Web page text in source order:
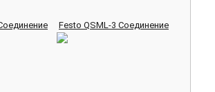
Festo QSML-3 Соединение